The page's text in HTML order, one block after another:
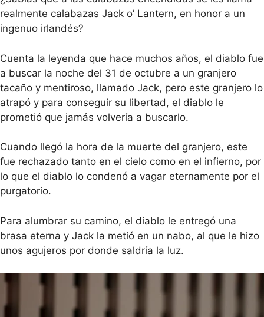
realmente calabazas Jack o’ Lantern, en honor a un
ingenuo irlandés?
Cuenta la leyenda que hace muchos años, el diablo fue
a buscar la noche del 31 de octubre a un granjero
tacaño y mentiroso, llamado Jack, pero este granjero lo
atrapó y para conseguir su libertad, el diablo le
prometió que jamás volvería a buscarlo.
Cuando llegó la hora de la muerte del granjero, este
fue rechazado tanto en el cielo como en el infierno, por
lo que el diablo lo condenó a vagar eternamente por el
purgatorio.
Para alumbrar su camino, el diablo le entregó una
brasa eterna y Jack la metió en un nabo, al que le hizo
unos agujeros por donde saldría la luz.